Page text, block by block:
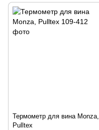
Термометр для вина Monza,
Pulltex